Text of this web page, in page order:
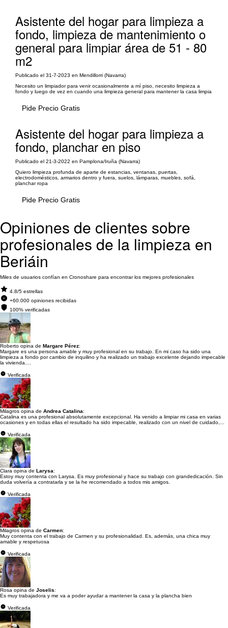
Asistente del hogar para limpieza a
fondo, limpieza de mantenimiento o
general para limpiar área de 51 - 80
m2
Publicado el 31-7-2023 en Mendillorri (Navarra)
Necesito un limpiador para venir ocasionalmente a mí piso, necesito limpieza a
fondo y luego de vez en cuando una limpieza general para mantener la casa limpia
Pide Precio Gratis
Asistente del hogar para limpieza a
fondo, planchar en piso
Publicado el 21-3-2022 en Pamplona/Iruña (Navarra)
Quiero limpieza profunda de aparte de estancias, ventanas, puertas,
electrodomésticos, armarios dentro y fuera, suelos, lámparas, muebles, sofá,
planchar ropa
Pide Precio Gratis
Opiniones de clientes sobre
profesionales de la limpieza en
Beriáin
Miles de usuarios confían en Cronoshare para encontrar los mejores profesionales
4.8/5 estrellas
+60.000 opiniones recibidas
100% verificadas
Roberto opina de Margare Pérez:
Margare es una persona amable y muy profesional en su trabajo. En mi caso ha sido una
limpieza a fondo por cambio de inquilino y ha realizado un trabajo excelente dejando impecable
la vivienda....
Verificada
Milagros opina de Andrea Catalina:
Catalina es una profesional absolutamente excepcional. Ha venido a limpiar mi casa en varias
ocasiones y en todas ellas el resultado ha sido impecable, realizado con un nivel de cuidado,...
Verificada
Clara opina de Larysa:
Estoy muy contenta con Larysa. Es muy profesional y hace su trabajo con grandedicación. Sin
duda volvería a contratarla y se la he recomendado a todos mis amigos.
Verificada
Milagros opina de Carmen:
Muy contenta con el trabajo de Carmen y su profesionalidad. Es, además, una chica muy
amable y respetuosa
Verificada
Rosa opina de Joselis:
Es muy trabajadora y me va a poder ayudar a mantener la casa y la plancha bien
Verificada